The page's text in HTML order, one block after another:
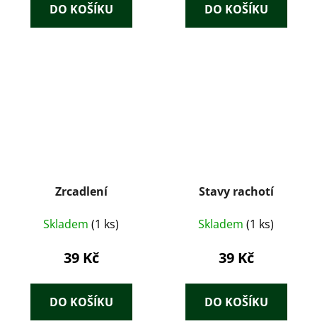
DO KOŠÍKU DO KOŠÍKU
Zrcadlení
Skladem (1 ks)
39 Kč
DO KOŠÍKU
Stavy rachotí
Skladem (1 ks)
39 Kč
DO KOŠÍKU